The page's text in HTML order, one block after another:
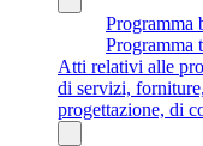
Programma
Programma
Atti relativi alle
di servizi,
progettazione, di